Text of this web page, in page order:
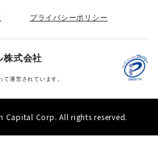
プライバシーポリシー
株式会社
運営されています。
Capital Corp. All rights reserved.